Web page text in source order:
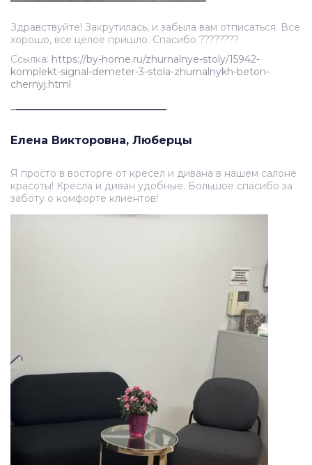
Здравствуйте! Закрутилась, и забыла вам отписаться. Все
хорошо, все целое пришло. Спасибо ????????
Ссылка: https://by-home.ru/zhurnalnye-stoly/15942-
komplekt-signal-demeter-3-stola-zhurnalnykh-beton-
chernyj.html
Елена Викторовна, Люберцы
Я просто в восторге от кресел и дивана в нашем салоне
красоты! Кресла и диван удобные. Большое спасибо за
заботу о комфорте клиентов!